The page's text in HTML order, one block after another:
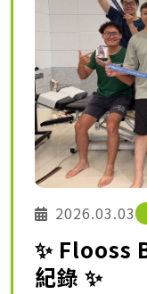
2026.03.03
✨ Flooss
紀錄 ✨